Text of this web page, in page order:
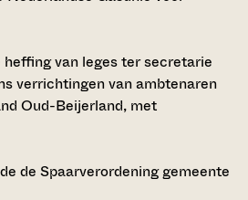
van leges ter secretarie
verrichtingen van ambtenaren
Oud-Beijerland, met
de Spaarverordening gemeente